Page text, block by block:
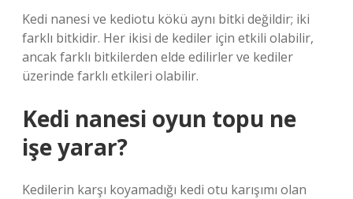
Kedi nanesi ve kediotu kökü aynı bitki değildir; iki
farklı bitkidir. Her ikisi de kediler için etkili olabilir,
ancak farklı bitkilerden elde edilirler ve kediler
üzerinde farklı etkileri olabilir.
Kedi nanesi oyun topu ne
işe yarar?
Kedilerin karşı koyamadığı kedi otu karışımı olan